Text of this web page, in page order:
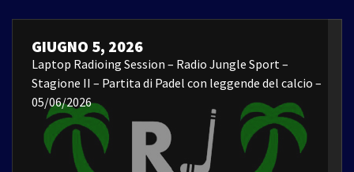
GIUGNO 5, 2026
Laptop Radioing Session – Radio Jungle Sport –
Stagione II – Partita di Padel con leggende del calcio –
05/06/2026